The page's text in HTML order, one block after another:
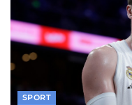
SPORT